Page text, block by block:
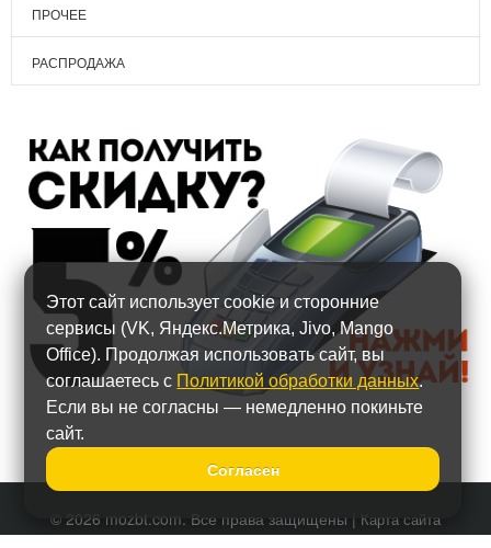
ПРОЧЕЕ
РАСПРОДАЖА
© 2026 mozbt.com. Все права защищены | Карта сайта
Этот сайт использует cookie и сторонние
сервисы (VK, Яндекс.Метрика, Jivo, Mango
Office). Продолжая использовать сайт, вы
соглашаетесь с Политикой обработки данных.
Если вы не согласны — немедленно покиньте
сайт.
Согласен